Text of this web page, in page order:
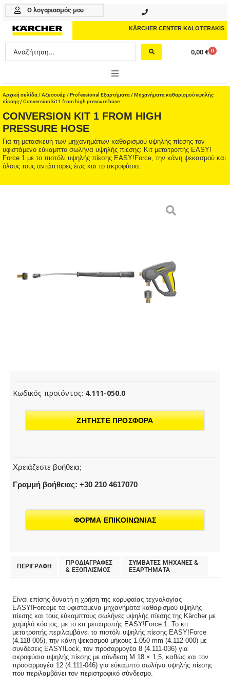
Μετάβαση
περιεχόμενο
Ο λογαριασμός μου
KÄRCHER CENTER KALOTERAKIS
Search
...
0,00 € 0
Cart
ONLINE SHOP
HOME & GARDEN
PROFESSIONAL
ΑΞΕΣΟΥΑΡ
Αρχική σελίδα /Αξεσουάρ/Professional Εξαρτήματα /Μηχανήματα καθαρισμού υψηλής
πίεσης/ Conversion kit 1 from high pressure hose
CONVERSION KIT 1 FROM HIGH
PRESSURE HOSE
Για τη μετασκευή των μηχανημάτων καθαρισμού υψηλής πίεσης τον
υφιστάμενο εύκαμπτο σωλήνα υψηλής πίεσης: Κιτ μετατροπής EASY!
Force 1 με το πιστόλι υψηλής πίεσης EASY!Force, την κάνη ψεκασμού και
όλους τους αντάπτορες έως και το ακροφύσιο.
Κωδικός προϊόντος: 4.111-050.0
ΖΗΤΗΣΤΕ ΠΡΟΣΦΟΡΑ
Χρειάζεστε βοήθεια;
Γραμμή βοήθειας: +30 210 4617070
ΦΟΡΜΑ ΕΠΙΚΟΙΝΩΝΙΑΣ
ΠΕΡΙΓΡΑΦΗ
ΠΡΟΔΙΑΓΡΑΦΕΣ
& EΞΟΠΛΙΣΜΟΣ
ΣΥΜΒΑΤΕΣ ΜΗΧΑΝΕΣ &
ΕΞΑΡΤΗΜΑΤΑ
Είναι επίσης δυνατή η χρήση της κορυφαίας τεχνολογίας
EASY!Forceμε τα υφιστάμενα μηχανήματα καθαρισμού υψηλής
πίεσης και τους εύκαμπτους σωλήνες υψηλής πίεσης της Kärcher με
χαμηλό κόστος, με το κιτ μετατροπής EASY!Force 1. Το κιτ
μετατροπής περιλαμβάνει το πιστόλι υψηλής πίεσης EASY!Force
(4.118-005), την κάνη ψεκασμού μήκους 1.050 mm (4.112-000) με
συνδέσεις EASY!Lock, τον προσαρμογέα 8 (4.111-036) για
ακροφύσια υψηλής πίεσης με σύνδεση M 18 × 1,5, καθώς και τον
προσαρμογέα 12 (4.111-046) για εύκαμπτο σωλήνα υψηλής πίεσης
που περιλαμβάνει τον περιστροφικό σύνδεσμο.